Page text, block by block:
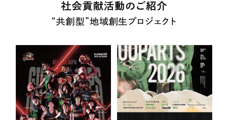
社会貢献活動のご紹介
“共創型”地域創生プロジェクト